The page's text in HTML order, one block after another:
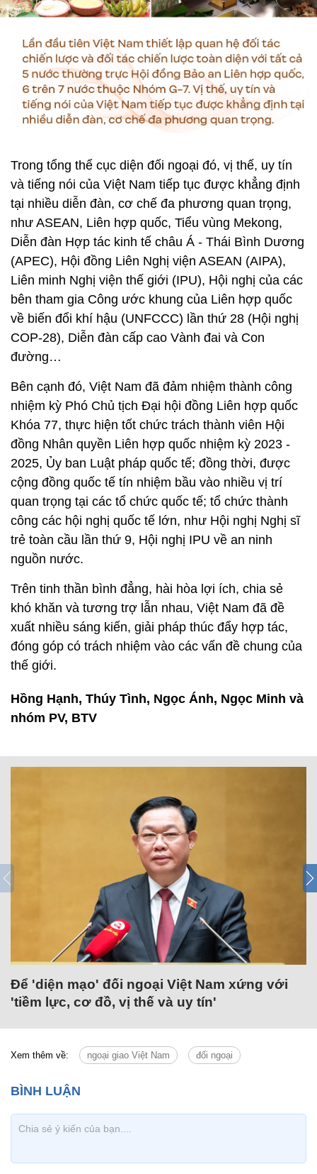
Trong tổng thể cục diện đối ngoại đó, vị thế, uy tín
và tiếng nói của Việt Nam tiếp tục được khẳng định
tại nhiều diễn đàn, cơ chế đa phương quan trọng,
như ASEAN, Liên hợp quốc, Tiểu vùng Mekong,
Diễn đàn Hợp tác kinh tế châu Á - Thái Bình Dương
(APEC), Hội đồng Liên Nghị viện ASEAN (AIPA),
Liên minh Nghị viện thế giới (IPU), Hội nghị của các
bên tham gia Công ước khung của Liên hợp quốc
về biến đổi khí hậu (UNFCCC) lần thứ 28 (Hội nghị
COP-28), Diễn đàn cấp cao Vành đai và Con
đường…
Bên cạnh đó, Việt Nam đã đảm nhiệm thành công
nhiệm kỳ Phó Chủ tịch Đại hội đồng Liên hợp quốc
Khóa 77, thực hiện tốt chức trách thành viên Hội
đồng Nhân quyền Liên hợp quốc nhiệm kỳ 2023 -
2025, Ủy ban Luật pháp quốc tế; đồng thời, được
cộng đồng quốc tế tín nhiệm bầu vào nhiều vị trí
quan trọng tại các tổ chức quốc tế; tổ chức thành
công các hội nghị quốc tế lớn, như Hội nghị Nghị sĩ
trẻ toàn cầu lần thứ 9, Hội nghị IPU về an ninh
nguồn nước.
Trên tinh thần bình đẳng, hài hòa lợi ích, chia sẻ
khó khăn và tương trợ lẫn nhau, Việt Nam đã đề
xuất nhiều sáng kiến, giải pháp thúc đẩy hợp tác,
đóng góp có trách nhiệm vào các vấn đề chung của
thế giới.
Hồng Hạnh, Thúy Tình, Ngọc Ánh, Ngọc Minh và
nhóm PV, BTV
Để 'diện mạo' đối ngoại Việt Nam xứng với
'tiềm lực, cơ đồ, vị thế và uy tín'
Xem thêm về: ngoại giao Việt Nam đối ngoại